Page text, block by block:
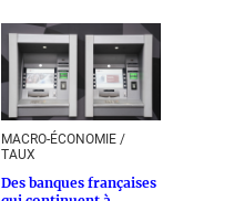
MACRO-ÉCONOMIE /
TAUX
Des banques françaises